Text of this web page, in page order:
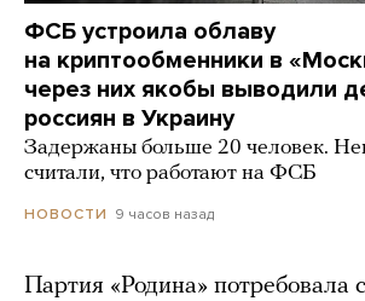
ФСБ устроила облаву
на криптообменники в
через них якобы выводили
россиян в Украину
Задержаны больше 20 человек.
считали, что работают на ФСБ
НОВОСТИ 9 часов назад
Партия «Родина» потребовала